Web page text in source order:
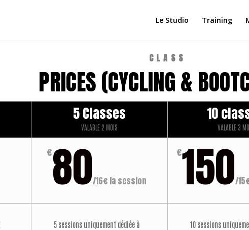
Le Studio Training
CLASS
PRICES (CYCLING &
5 Classes
VALABLE 2 MOIS
€80/16€ la session
5 sessions uniquement dédiée à
10
VALABLE 3
€150/
10 sessions